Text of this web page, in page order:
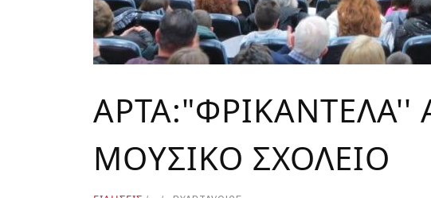
AΡΤΑ:"ΦΡΙΚΑΝΤΕΛΑ''
ΜΟΥΣΙΚΟ ΣΧΟΛΕΙΟ